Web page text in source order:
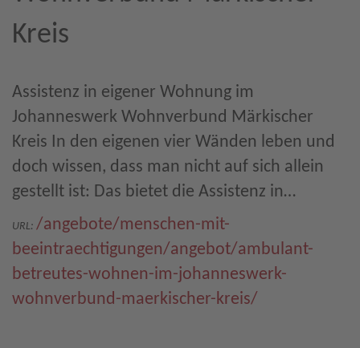
Kreis
Assistenz in eigener Wohnung im
Johanneswerk Wohnverbund Märkischer
Kreis In den eigenen vier Wänden leben und
doch wissen, dass man nicht auf sich allein
gestellt ist: Das bietet die Assistenz in…
URL: /angebote/menschen-mit-
beeintraechtigungen/angebot/ambulant-
betreutes-wohnen-im-johanneswerk-
wohnverbund-maerkischer-kreis/